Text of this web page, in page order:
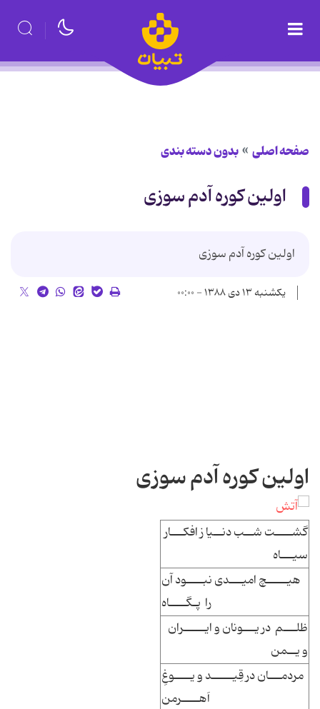
صفحه اصلی بدون دسته بندی
اولین کوره آدم سوزی
اولین کوره آدم سوزی
یکشنبه ۱۳ دی ۱۳۸۸ - ۰۰:۰۰
اولین کوره آدم سوزی
گشــــت شــب دنــیا ز افکـــار
سیـــاه
هیـــــچ امیـــدی نبــــود آن
را پـگــــاه
ظلـــم در یـــونان و ایـــــران
و یــمن
مردمـــان در قِیـــــد و یــــوغِ
اَهــــرمن